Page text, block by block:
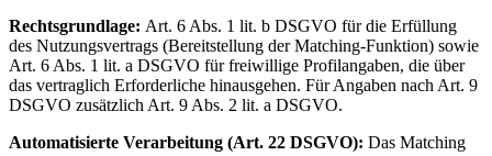
Rechtsgrundlage: Art. 6 Abs. 1 lit. b DSGVO für die Erfüllung
des Nutzungsvertrags (Bereitstellung der Matching-Funktion) sowie
Art. 6 Abs. 1 lit. a DSGVO für freiwillige Profilangaben, die über
das vertraglich Erforderliche hinausgehen. Für Angaben nach Art. 9
DSGVO zusätzlich Art. 9 Abs. 2 lit. a DSGVO.
Automatisierte Verarbeitung (Art. 22 DSGVO): Das Matching